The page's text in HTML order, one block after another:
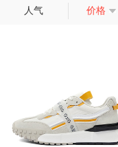
人气 价格